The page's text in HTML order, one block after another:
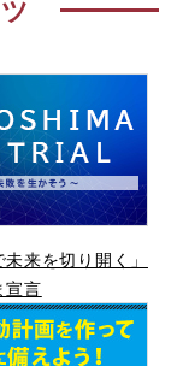
未来を切り開く」
宣言